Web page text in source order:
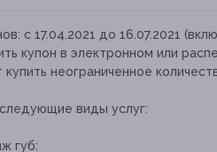
с 17.04.2021 до 16.07.2021
купон в электронном или
неограниченное
виды услуг:
губ: